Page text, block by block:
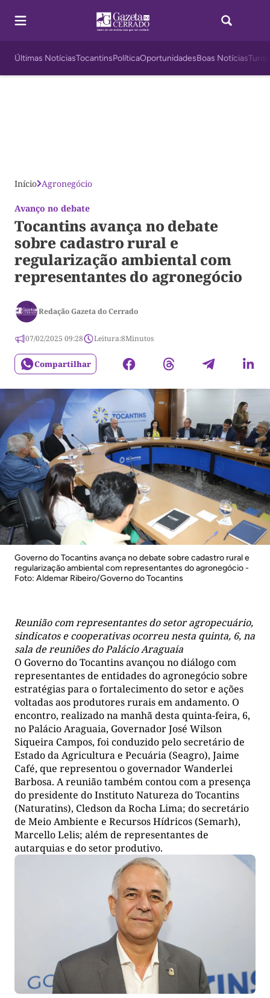
Últimas NotíciasTocantinsPolíticaOportunidadesBoas Notícias
Início Agronegócio
Avanço no debate
Tocantins avança no debate
sobre cadastro rural e
regularização ambiental com
representantes do agronegócio
Redação Gazeta do Cerrado
07/02/2025 09:28 Leitura:8Minutos
Compartilhar
Governo do Tocantins avança no debate sobre cadastro rural e
regularização ambiental com representantes do agronegócio -
Foto: Aldemar Ribeiro/Governo do Tocantins
Reunião com representantes do setor agropecuário,
sindicatos e cooperativas ocorreu nesta quinta, 6, na
sala de reuniões do Palácio Araguaia
O Governo do Tocantins avançou no diálogo com
representantes de entidades do agronegócio sobre
estratégias para o fortalecimento do setor e ações
voltadas aos produtores rurais em andamento. O
encontro, realizado na manhã desta quinta-feira, 6,
no Palácio Araguaia, Governador José Wilson
Siqueira Campos, foi conduzido pelo secretário de
Estado da Agricultura e Pecuária (Seagro), Jaime
Café, que representou o governador Wanderlei
Barbosa. A reunião também contou com a presença
do presidente do Instituto Natureza do Tocantins
(Naturatins), Cledson da Rocha Lima; do secretário
de Meio Ambiente e Recursos Hídricos (Semarh),
Marcello Lelis; além de representantes de
autarquias e do setor produtivo.